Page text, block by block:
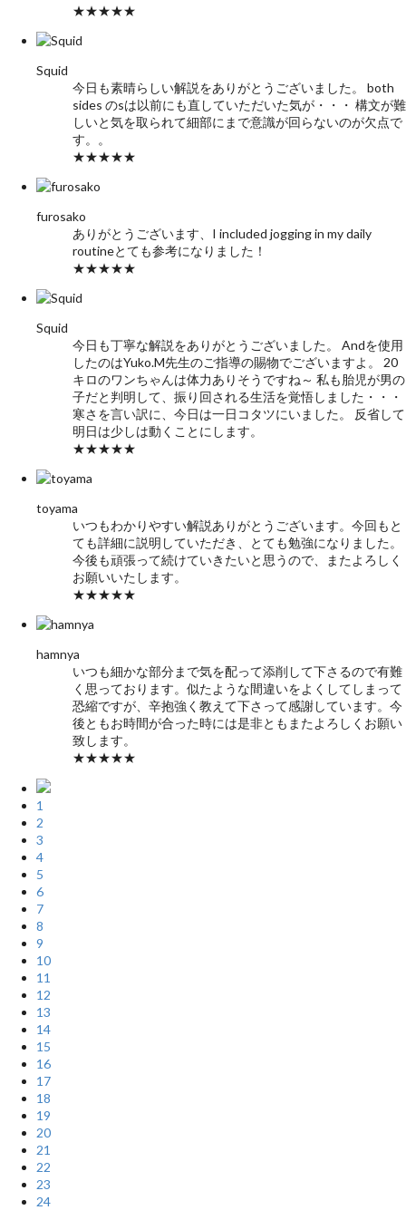
★★★★★
Squid
今日も素晴らしい解説をありがとうございました。 both
sides のsは以前にも直していただいた気が・・・ 構文が難
しいと気を取られて細部にまで意識が回らないのが欠点で
す。。
★★★★★
furosako
ありがとうございます、I included jogging in my daily
routineとても参考になりました！
★★★★★
Squid
今日も丁寧な解説をありがとうございました。 Andを使用
したのはYuko.M先生のご指導の賜物でございますよ。 20
キロのワンちゃんは体力ありそうですね～ 私も胎児が男の
子だと判明して、振り回される生活を覚悟しました・・・
寒さを言い訳に、今日は一日コタツにいました。 反省して
明日は少しは動くことにします。
★★★★★
toyama
いつもわかりやすい解説ありがとうございます。今回もと
ても詳細に説明していただき、とても勉強になりました。
今後も頑張って続けていきたいと思うので、またよろしく
お願いいたします。
★★★★★
hamnya
いつも細かな部分まで気を配って添削して下さるので有難
く思っております。似たような間違いをよくしてしまって
恐縮ですが、辛抱強く教えて下さって感謝しています。今
後ともお時間が合った時には是非ともまたよろしくお願い
致します。
★★★★★
1
2
3
4
5
6
7
8
9
10
11
12
13
14
15
16
17
18
19
20
21
22
23
24